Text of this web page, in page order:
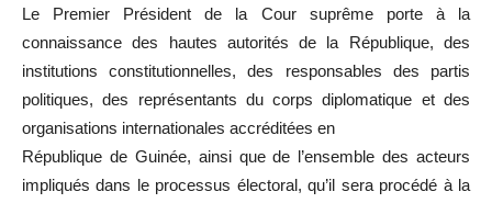
Le Premier Président de la Cour suprême porte à la
connaissance des hautes autorités de la République, des
institutions constitutionnelles, des responsables des partis
politiques, des représentants du corps diplomatique et des
organisations internationales accréditées en
République de Guinée, ainsi que de l’ensemble des acteurs
impliqués dans le processus électoral, qu’il sera procédé à la